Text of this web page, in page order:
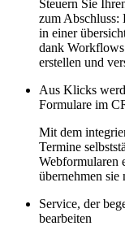
Steuern Sie
zum Abschluss:
in einer
dank
erstellen und
Aus Klicks
Formulare im
Mit dem
Termine
Webformularen
übernehmen sie
Service, der
bearbeiten